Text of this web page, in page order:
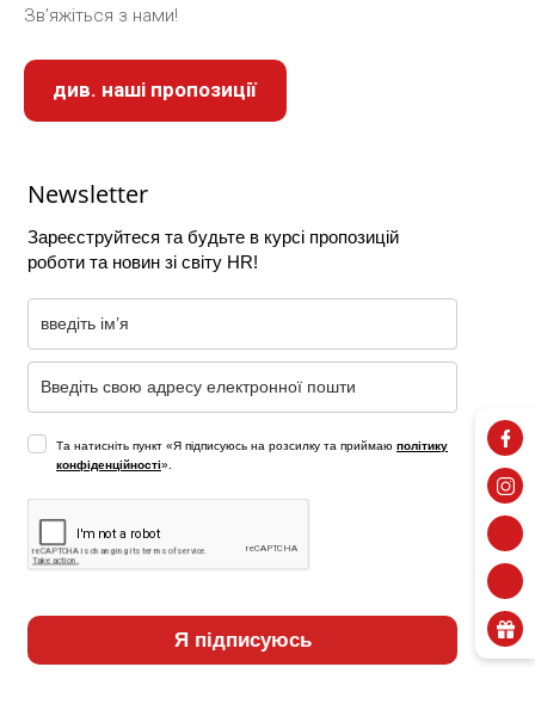
Зв’яжіться з нами!
див. наші пропозиції
Newsletter
Зареєструйтеся та будьте в курсі пропозицій
роботи та новин зі світу HR!
Та натисніть пункт «Я підписуюсь на розсилку та приймаю політику
конфіденційності».
Я підписуюсь